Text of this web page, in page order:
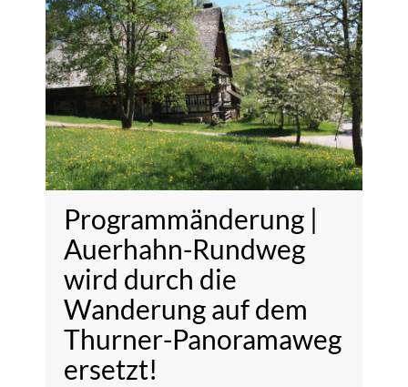
Programmänderung |
Auerhahn-Rundweg
wird durch die
Wanderung auf dem
Thurner-Panoramaweg
ersetzt!